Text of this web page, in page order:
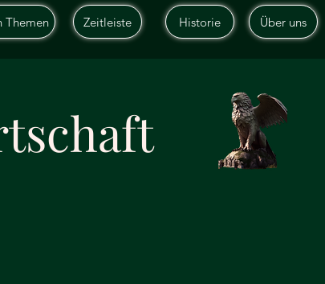
Themen Zeitleiste Historie Über uns